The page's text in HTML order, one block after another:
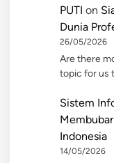
PUTI on
Dunia
26/05/2026
Are there
topic for us
Sistem
Indonesia
14/05/2026